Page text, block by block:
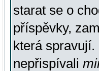
starat se o
příspěvky,
která
nepřispívali